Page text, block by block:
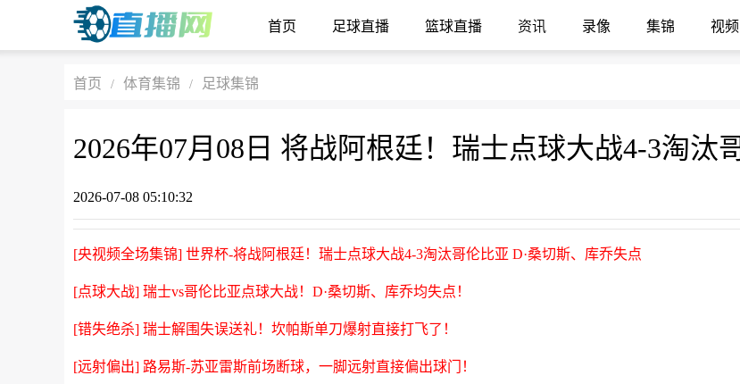
首页 足球直播 篮球直播 资讯 录像 集锦 视频
首页 / 体育集锦 / 足球集锦
2026-07-08 05:10:32
[央视频全场集锦] 世界杯-将战阿根廷！瑞士点球大战4-3淘汰哥伦比亚 D·桑切斯、库乔失点
[点球大战] 瑞士vs哥伦比亚点球大战！D·桑切斯、库乔均失点！
[错失绝杀] 瑞士解围失误送礼！坎帕斯单刀爆射直接打飞了！
[远射偏出] 路易斯-苏亚雷斯前场断球，一脚远射直接偏出球门！